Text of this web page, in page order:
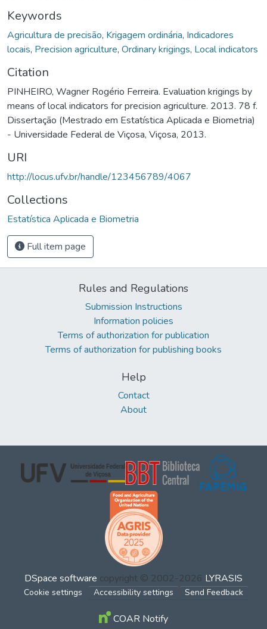
Keywords
Agricultura de precisão, Krigagem ordinária, Indicadores
locais, Precision agriculture, Ordinary krigings, Local indicators
Citation
PINHEIRO, Wagner Rogério Ferreira. Evaluation krigings by
means of local indicators for precision agriculture. 2013. 78 f.
Dissertação (Mestrado em Estatística Aplicada e Biometria)
- Universidade Federal de Viçosa, Viçosa, 2013.
URI
http://locus.ufv.br/handle/123456789/4067
Collections
Estatística Aplicada e Biometria
Full item page
Rules and Regulations
Submission Instructions
Information policies
Terms of authorization for publication
Terms of authorization for publishing books
Help
Contact
About
DSpace software copyright © 2002-2026 LYRASIS
Cookie settings Accessibility settings Send Feedback
COAR Notify